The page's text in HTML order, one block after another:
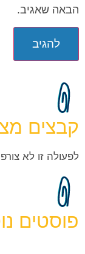
הבאה שאגיב.
קבצים
לפעולה זו לא
פוסטים